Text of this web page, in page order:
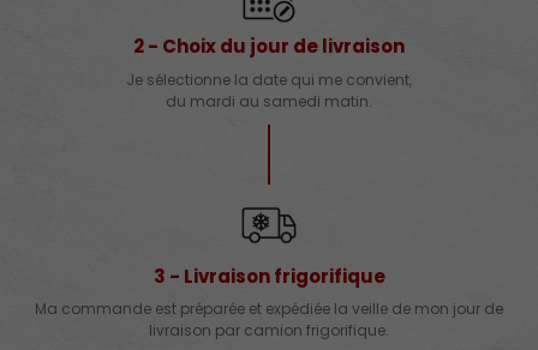
2 - Choix du jour de livraison
Je sélectionne la date qui me convient,
du mardi au samedi matin.
3 - Livraison frigorifique
Ma commande est préparée et expédiée la veille de mon jour de
livraison par camion frigorifique.